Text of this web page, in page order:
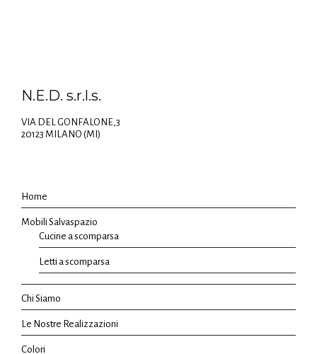
N.E.D. s.r.l.s.
VIA DEL GONFALONE,3
20123 MILANO (MI)
Home
Mobili Salvaspazio
Cucine a scomparsa
Letti a scomparsa
Chi Siamo
Le Nostre Realizzazioni
Colori